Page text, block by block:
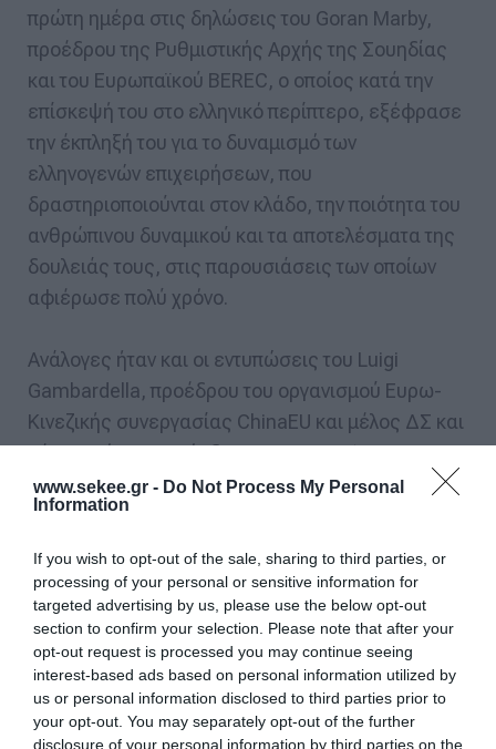
www.sekee.gr - Do Not Process My Personal
Information
If you wish to opt-out of the sale, sharing to third parties, or
processing of your personal or sensitive information for
targeted advertising by us, please use the below opt-out
section to confirm your selection. Please note that after your
opt-out request is processed you may continue seeing
interest-based ads based on personal information utilized by
us or personal information disclosed to third parties prior to
your opt-out. You may separately opt-out of the further
disclosure of your personal information by third parties on the
πρώτη ημέρα στις δηλώσεις του Goran Marby,
προέδρου της Ρυθμιστικής Αρχής της Σουηδίας
και του Ευρωπαϊκού BEREC, ο οποίος κατά την
επίσκεψή του στο ελληνικό περίπτερο, εξέφρασε
την έκπληξή του για το δυναμισμό των
ελληνογενών επιχειρήσεων, που
δραστηριοποιούνται στον κλάδο, την ποιότητα του
ανθρώπινου δυναμικού και τα αποτελέσματα της
δουλειάς τους, στις παρουσιάσεις των οποίων
αφιέρωσε πολύ χρόνο.
Ανάλογες ήταν και οι εντυπώσεις του Luigi
Gambardella, προέδρου του οργανισμού Ευρω-
Κινεζικής συνεργασίας ChinaEU και μέλος ΔΣ και
μέχρι πρότινος Πρόεδρος του ETNO (European
Telecommunications Network Operators &
Association) αλλά και των Jean-Jacques Sahel
του ICANN αντίστοιχα).
Το ελληνικό περίπτερο, που η δημιουργία του
αποτέλεσε για τρίτη συνεχή χρονιά πρωτοβουλία
του ΣΕΚΕΕ, υποστηρίχθηκε από την ελληνική
πολιτεία μέσω του Υπουργείου Οικονομίας,